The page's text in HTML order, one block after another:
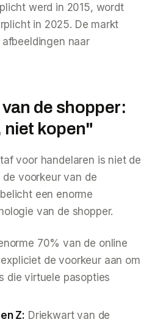
werd in 2015, wordt
in 2025. De markt
afbeeldingen naar
de shopper:
niet kopen"
voor handelaren is niet de
voorkeur van de
een enorme
van de shopper.
70% van de online
de voorkeur aan om
die virtuele pasopties
Z: Driekwart van de